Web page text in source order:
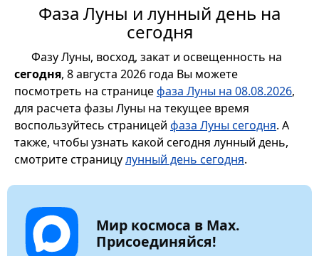
Фаза Луны и лунный день на
сегодня
Фазу Луны, восход, закат и освещенность на
сегодня, 8 августа 2026 года Вы можете
посмотреть на страницефаза Луны на 08.08.2026,
для расчета фазы Луны на текущее время
воспользуйтесь страницей фаза Луны сегодня. А
также, чтобы узнать какой сегодня лунный день,
смотрите страницулунный день сегодня.
Мир космоса в Max.
Присоединяйся!